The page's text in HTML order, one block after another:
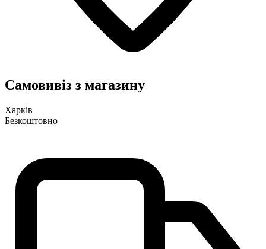
Самовивіз з магазину
Харків
Безкоштовно